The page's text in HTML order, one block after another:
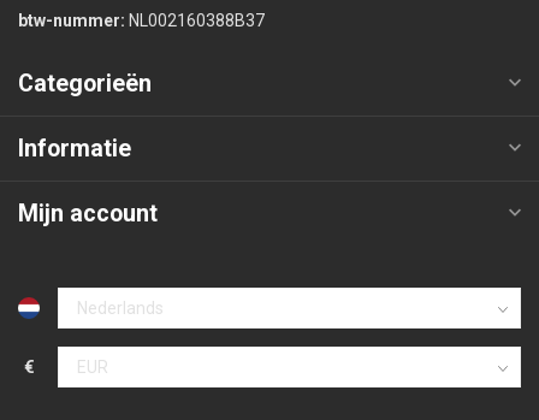
btw-nummer: NL002160388B37
Categorieën
Informatie
Mijn account
€